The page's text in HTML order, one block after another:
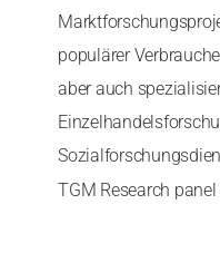
populärer
aber auch
TGM Research panel